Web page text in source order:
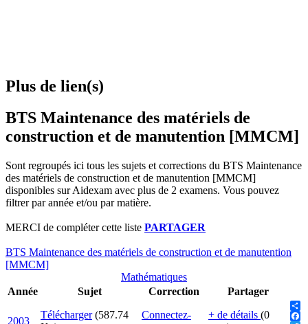
Plus de lien(s)
BTS Maintenance des matériels de
construction et de manutention [MMCM]
Sont regroupés ici tous les sujets et corrections du BTS Maintenance
des matériels de construction et de manutention [MMCM]
disponibles sur Aidexam avec plus de 2 examens. Vous pouvez
filtrer par année et/ou par matière.
MERCI de compléter cette liste PARTAGER
BTS Maintenance des matériels de construction et de manutention
[MMCM]
Mathématiques
Année
Sujet Correction Partager
2003
Télécharger (587.74
Connectez-
+ de détails (0